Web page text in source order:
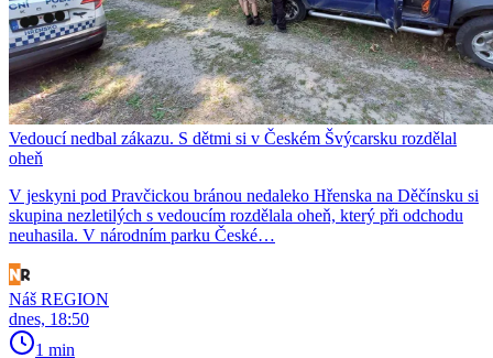
Vedoucí nedbal zákazu. S dětmi si v Českém Švýcarsku rozdělal
oheň
V jeskyni pod Pravčickou bránou nedaleko Hřenska na Děčínsku si
skupina nezletilých s vedoucím rozdělala oheň, který při odchodu
neuhasila. V národním parku České…
Náš REGION
dnes, 18:50
1 min